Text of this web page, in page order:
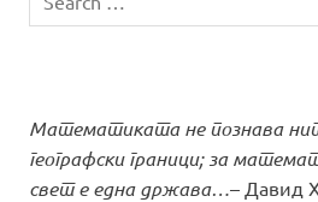
for:
Математиката не познава
географски граници; за
свет е една држава…– Давид